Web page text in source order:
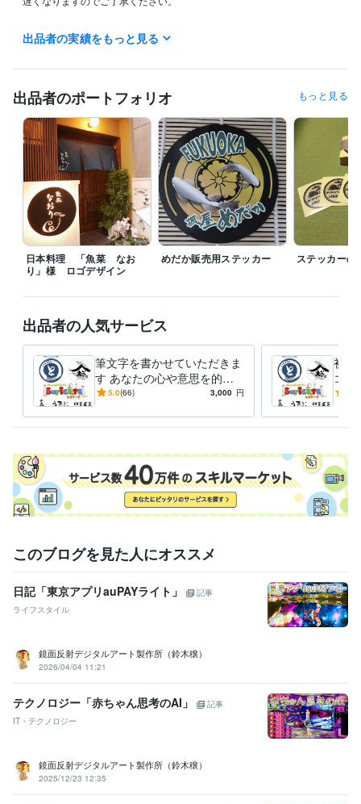
お見積もりからご依頼のみなさまへ。
サンプルを製作してお見せしますので、
受賞歴
ル・マン24時間 闘いの真実
資格・検定
普通自動車第一種運転免許 取得年 : 1988年
ビジネス文書検定 取得年 : 1994年
日商簿記検定3級 取得年 : 1996年
色彩検定3級 取得年 : 1999年
秘書技能検定2級 取得年 : 2000年
出品者の実績をもっと見る
出品者のポートフォリオ もっと見る
日本料理 「魚菜 なお
り」様 ロゴデザイン
めだか販売用ステッカー ステッカーの
出品者の人気サービス
筆文字を書かせていただきま
す あなたの心や意思を的確
に表現いたします。
5.0(66) 3,000 円
初心
コン
真剣
しま
このブログを見た人にオススメ
日記「東京アプリauPAYライト」
記事
ライフスタイル
鏡面反射デジタルアート製作所（鈴木穣）
2026/04/04 11:21
テクノロジー「赤ちゃん思考のAI」
記事
IT・テクノロジー
鏡面反射デジタルアート製作所（鈴木穣）
2025/12/23 12:35